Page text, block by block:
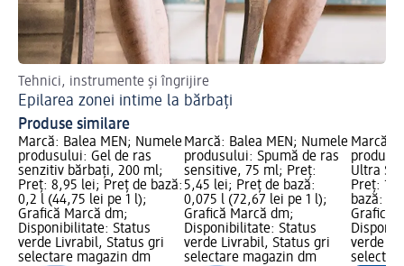
Tehnici, instrumente și îngrijire
Epilarea zonei intime la bărbați
Produse similare
Marcă: Balea MEN; Numele
produsului: Gel de ras
senzitiv bărbați, 200 ml;
Preț: 8,95 lei; Preț de bază:
0,2 l (44,75 lei pe 1 l);
Grafică Marcă dm;
Disponibilitate: Status
verde Livrabil, Status gri
selectare magazin dm
Marcă: Balea MEN; Numele
produsului: Spumă de ras
sensitive, 75 ml; Preț:
5,45 lei; Preț de bază:
0,075 l (72,67 lei pe 1 l);
Grafică Marcă dm;
Disponibilitate: Status
verde Livrabil, Status gri
selectare magazin dm
Marcă:
Ultra
Preț:
bază:
Grafică
verde